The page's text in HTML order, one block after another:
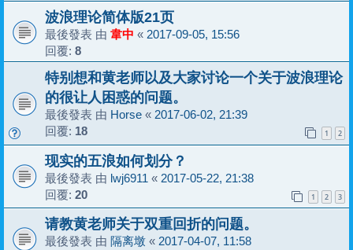
波浪理论简体版21页
最後發表 由 韋中 « 2017-09-05, 15:56
回覆: 8
特别想和黄老师以及大家讨论一个关于波浪理论
的很让人困惑的问题。
最後發表 由 Horse « 2017-06-02, 21:39
回覆: 18 1 2
现实的五浪如何划分？
最後發表 由 lwj6911 « 2017-05-22, 21:38
回覆: 20 1 2 3
请教黄老师关于双重回折的问题。
最後發表 由 隔离墩 « 2017-04-07, 11:58